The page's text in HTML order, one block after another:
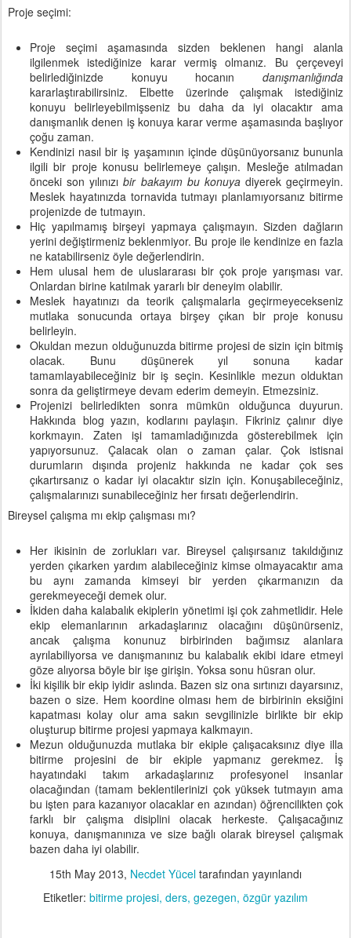
Proje seçimi:
Proje seçimi aşamasında sizden beklenen hangi alanla
ilgilenmek istediğinize karar vermiş olmanız. Bu çerçeveyi
belirlediğinizde konuyu hocanın danışmanlığında
kararlaştırabilirsiniz. Elbette üzerinde çalışmak istediğiniz
konuyu belirleyebilmişseniz bu daha da iyi olacaktır ama
danışmanlık denen iş konuya karar verme aşamasında başlıyor
çoğu zaman.
Kendinizi nasıl bir iş yaşamının içinde düşünüyorsanız bununla
ilgili bir proje konusu belirlemeye çalışın. Mesleğe atılmadan
önceki son yılınızıbir bakayım bu konuyadiyerek geçirmeyin.
Meslek hayatınızda tornavida tutmayı planlamıyorsanız bitirme
projenizde de tutmayın.
Hiç yapılmamış birşeyi yapmaya çalışmayın. Sizden dağların
yerini değiştirmeniz beklenmiyor. Bu proje ile kendinize en fazla
ne katabilirseniz öyle değerlendirin.
Hem ulusal hem de uluslararası bir çok proje yarışması var.
Onlardan birine katılmak yararlı bir deneyim olabilir.
Meslek hayatınızı da teorik çalışmalarla geçirmeyecekseniz
mutlaka sonucunda ortaya birşey çıkan bir proje konusu
belirleyin.
Okuldan mezun olduğunuzda bitirme projesi de sizin için bitmiş
olacak. Bunu düşünerek yıl sonuna kadar
tamamlayabileceğiniz bir iş seçin. Kesinlikle mezun olduktan
sonra da geliştirmeye devam ederim demeyin. Etmezsiniz.
Projenizi belirledikten sonra mümkün olduğunca duyurun.
Hakkında blog yazın, kodlarını paylaşın. Fikriniz çalınır diye
korkmayın. Zaten işi tamamladığınızda gösterebilmek için
yapıyorsunuz. Çalacak olan o zaman çalar. Çok istisnai
durumların dışında projeniz hakkında ne kadar çok ses
çıkartırsanız o kadar iyi olacaktır sizin için. Konuşabileceğiniz,
çalışmalarınızı sunabileceğiniz her fırsatı değerlendirin.
Bireysel çalışma mı ekip çalışması mı?
Her ikisinin de zorlukları var. Bireysel çalışırsanız takıldığınız
yerden çıkarken yardım alabileceğiniz kimse olmayacaktır ama
bu aynı zamanda kimseyi bir yerden çıkarmanızın da
gerekmeyeceği demek olur.
İkiden daha kalabalık ekiplerin yönetimi işi çok zahmetlidir. Hele
ekip elemanlarının arkadaşlarınız olacağını düşünürseniz,
ancak çalışma konunuz birbirinden bağımsız alanlara
ayrılabiliyorsa ve danışmanınız bu kalabalık ekibi idare etmeyi
göze alıyorsa böyle bir işe girişin. Yoksa sonu hüsran olur.
İki kişilik bir ekip iyidir aslında. Bazen siz ona sırtınızı dayarsınız,
bazen o size. Hem koordine olması hem de birbirinin eksiğini
kapatması kolay olur ama sakın sevgilinizle birlikte bir ekip
oluşturup bitirme projesi yapmaya kalkmayın.
Mezun olduğunuzda mutlaka bir ekiple çalışacaksınız diye illa
bitirme projesini de bir ekiple yapmanız gerekmez. İş
hayatındaki takım arkadaşlarınız profesyonel insanlar
olacağından (tamam beklentilerinizi çok yüksek tutmayın ama
bu işten para kazanıyor olacaklar en azından) öğrencilikten çok
farklı bir çalışma disiplini olacak herkeste. Çalışacağınız
konuya, danışmanınıza ve size bağlı olarak bireysel çalışmak
bazen daha iyi olabilir.
15th May 2013, Necdet Yücel tarafından yayınlandı
Etiketler: bitirme projesi ders gezegen özgür yazılım